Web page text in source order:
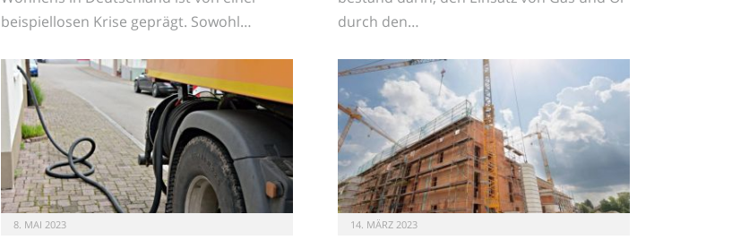
beispiellosen Krise geprägt. Sowohl…
durch den…
8. MAI 2023 14. MÄRZ 2023